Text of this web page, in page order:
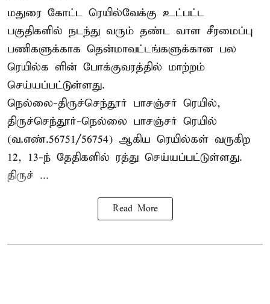
மதுரை கோட்ட ரெயில்வேக்கு உட்பட்ட
பகுதிகளில் நடந்து வரும் தண்ட வாள சீரமைப்பு
பணிகளுக்காக தென்மாவட்டங்களுக்கான பல
ரெயில்க ளின் போக்குவரத்தில் மாற்றம்
செய்யப்பட்டுள்ளது.
நெல்லை-திருச்செந்தூர் பாசஞ்சர் ரெயில்,
திருச்செந்தூர்-நெல்லை பாசஞ்சர் ரெயில்
(வ.எண்.56751/56754) ஆகிய ரெயில்கள் வருகிற
12, 13-ந் தேதிகளில் ரத்து செய்யப்பட்டுள்ளது.
திருச் ...
Read More